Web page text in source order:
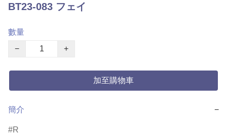
BT23-083 フェイ
數量
−
+
加至購物車
簡介 −
R